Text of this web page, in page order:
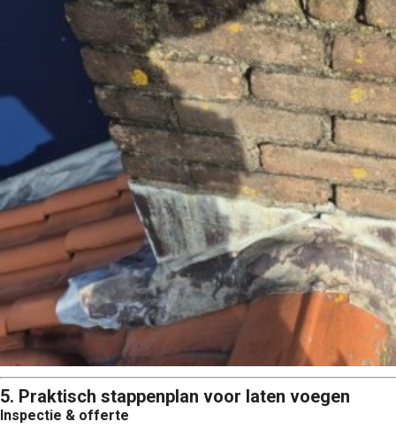
5. Praktisch stappenplan voor laten voegen
Inspectie & offerte